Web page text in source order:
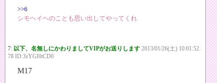
>>6
シモヘイヘのことも思い出してやってくれ
7: 以下、名無しにかわりましてVIPがお送りします 2013/01/26(土) 10:01:52.
78 ID:3sYGHtCD0
M17